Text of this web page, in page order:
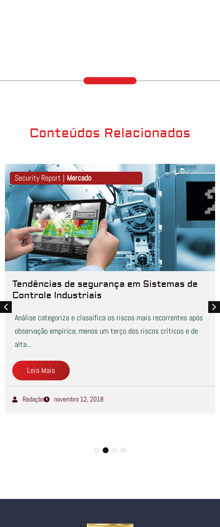
Conteúdos Relacionados
Security Report | Mercado
Tendências de segurança em Sistemas de
Controle Industriais
Análise categoriza e classifica os riscos mais recorrentes após
observação empírica; menos um terço dos riscos críticos e de
alta...
Leia Mais
Redação novembro 12, 2018